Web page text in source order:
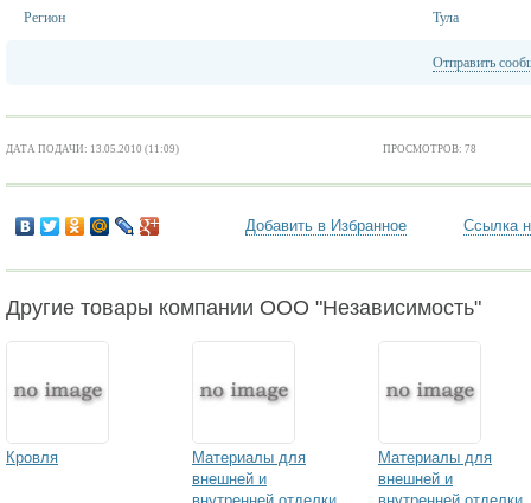
Регион Тула
Отправить
ДАТА ПОДАЧИ: 13.05.2010 (11:09) ПРОСМОТРОВ: 78
Добавить в Избранное Ссылка
Другие товары компании ООО "Независимость"
Кровля
Материалы для
внешней и
Материалы для
внешней и